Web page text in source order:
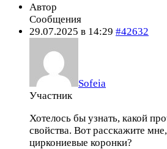
Автор
Сообщения
29.07.2025 в 14:29 #42632
Sofeia
Участник
Хотелось бы узнать, какой
свойства. Вот расскажите
циркониевые коронки?